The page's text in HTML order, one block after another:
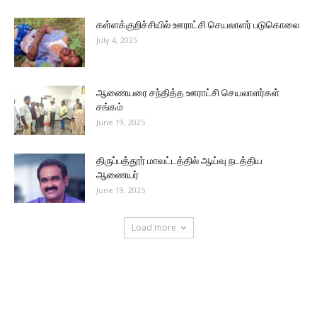
கள்ளக்குறிச்சியில் ஊராட்சி செயலாளர் படுகொலை
July 4, 2025
ஆணையரை சந்தித்த ஊராட்சி செயலாளர்கள்
சங்கம்
June 19, 2025
திருப்பத்தூர் மாவட்டத்தில் ஆய்வு நடத்திய
ஆணையர்
June 19, 2025
Load more